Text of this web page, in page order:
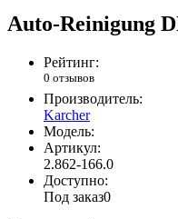
Auto-Reinigung
Рейтинг:
0 отзывов
Производитель:
Karcher
Модель:
Артикул:
2.862-166.0
Доступно:
Под заказ0